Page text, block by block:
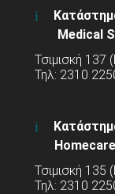
Medical
Τσιμισκή
Τηλ: 2310
Τσιμισκή
Τηλ: 2310